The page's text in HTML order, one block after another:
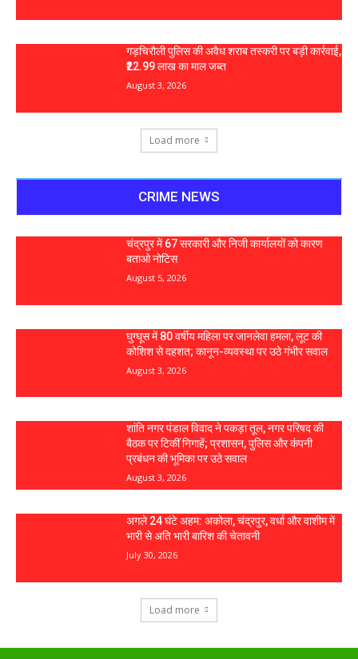
गड़चिरौली पुलिस की अवैध शराब तस्करी पर बड़ी कार्रवाई,
₹22.99 लाख का माल जब्त
August 3, 2026
Load more
CRIME NEWS
चंद्रपुर में 67 सरकारी और निजी कार्यालयों को कारण
बताओ नोटिस
August 5, 2026
घुग्घूस में 80 वर्षीय महिला पर जानलेवा हमला, लूट की
कोशिश से दहशत; कानून-व्यवस्था पर उठे गंभीर सवाल
August 3, 2026
शांति नगर पंडाल विवाद ने पकड़ा तूल, नगर परिषद की
बैठक पर टिकीं निगाहें; प्रशासन, पुलिस और कंपनी
प्रबंधन की भूमिका पर उठे सवाल
August 3, 2026
अगले 24 घंटे अहम: अकोला, चंद्रपुर, वर्धा और वाशीम में
भारी से अति भारी बारिश की चेतावनी
July 30, 2026
Load more